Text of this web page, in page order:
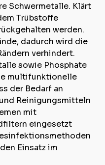
Schwermetalle. Klärt
Trübstoffe
werden.
dadurch wird die
verhindert.
sowie Phosphate
multifunktionelle
der Bedarf an
Reinigungsmitteln
mit
eingesetzt
Einsatz im